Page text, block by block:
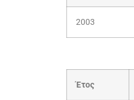
2003
Έτος